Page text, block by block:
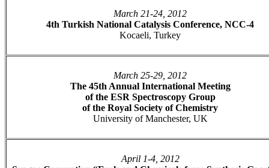
March 21-24, 2012
4th Turkish National Catalysis Conference, NCC-4
Kocaeli, Turkey
March 25-29, 2012
The 45th Annual International Meeting
of the ESR Spectroscopy Group
of the Royal Society of Chemistry
University of Manchester, UK
April 1-4, 2012